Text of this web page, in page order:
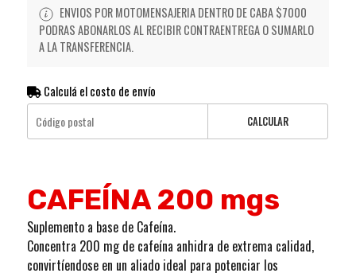
ENVIOS POR MOTOMENSAJERIA DENTRO DE CABA $7000
PODRAS ABONARLOS AL RECIBIR CONTRAENTREGA O SUMARLO
A LA TRANSFERENCIA.
Calculá el costo de envío
CALCULAR
CAFEÍNA 200 mgs
Suplemento a base de Cafeína.
Concentra 200 mg de cafeína anhidra de extrema calidad,
convirtíendose en un aliado ideal para potenciar los